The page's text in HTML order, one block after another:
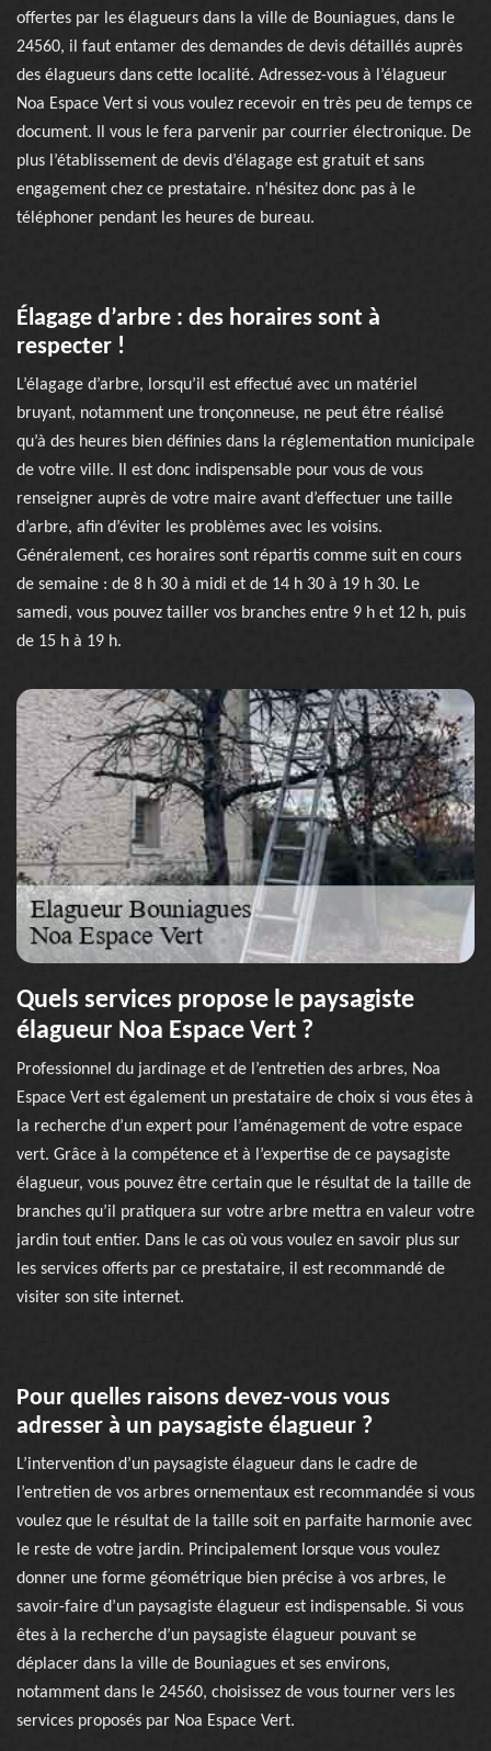
offertes par les élagueurs dans la ville de Bouniagues, dans le
24560, il faut entamer des demandes de devis détaillés auprès
des élagueurs dans cette localité. Adressez-vous à l’élagueur
Noa Espace Vert si vous voulez recevoir en très peu de temps ce
document. Il vous le fera parvenir par courrier électronique. De
plus l’établissement de devis d’élagage est gratuit et sans
engagement chez ce prestataire. n’hésitez donc pas à le
téléphoner pendant les heures de bureau.
Élagage d’arbre : des horaires sont à
respecter !
L’élagage d’arbre, lorsqu’il est effectué avec un matériel
bruyant, notamment une tronçonneuse, ne peut être réalisé
qu’à des heures bien définies dans la réglementation municipale
de votre ville. Il est donc indispensable pour vous de vous
renseigner auprès de votre maire avant d’effectuer une taille
d’arbre, afin d’éviter les problèmes avec les voisins.
Généralement, ces horaires sont répartis comme suit en cours
de semaine : de 8 h 30 à midi et de 14 h 30 à 19 h 30. Le
samedi, vous pouvez tailler vos branches entre 9 h et 12 h, puis
de 15 h à 19 h.
Quels services propose le paysagiste
élagueur Noa Espace Vert ?
Professionnel du jardinage et de l’entretien des arbres, Noa
Espace Vert est également un prestataire de choix si vous êtes à
la recherche d’un expert pour l’aménagement de votre espace
vert. Grâce à la compétence et à l’expertise de ce paysagiste
élagueur, vous pouvez être certain que le résultat de la taille de
branches qu’il pratiquera sur votre arbre mettra en valeur votre
jardin tout entier. Dans le cas où vous voulez en savoir plus sur
les services offerts par ce prestataire, il est recommandé de
visiter son site internet.
Pour quelles raisons devez-vous vous
adresser à un paysagiste élagueur ?
L’intervention d’un paysagiste élagueur dans le cadre de
l’entretien de vos arbres ornementaux est recommandée si vous
voulez que le résultat de la taille soit en parfaite harmonie avec
le reste de votre jardin. Principalement lorsque vous voulez
donner une forme géométrique bien précise à vos arbres, le
savoir-faire d’un paysagiste élagueur est indispensable. Si vous
êtes à la recherche d’un paysagiste élagueur pouvant se
déplacer dans la ville de Bouniagues et ses environs,
notamment dans le 24560, choisissez de vous tourner vers les
services proposés par Noa Espace Vert.